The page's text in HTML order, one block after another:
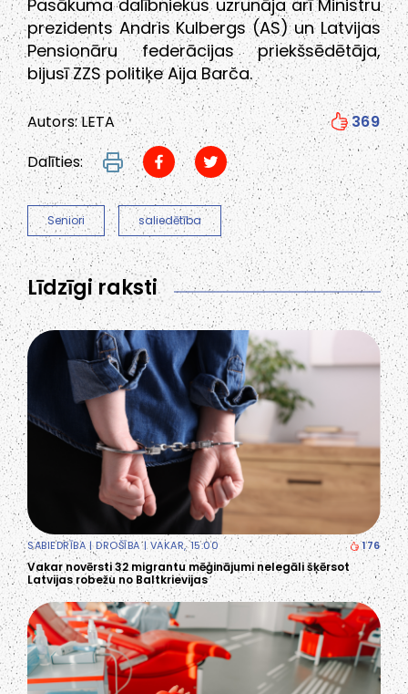
Pasākuma dalībniekus uzrunāja arī Ministru
prezidents Andris Kulbergs (AS) un Latvijas
Pensionāru federācijas priekšsēdētāja,
bijusī ZZS politiķe Aija Barča.
Autors: LETA
369
Dalīties:
Seniori saliedētība
Līdzīgi raksti
SABIEDRĪBA |DROŠĪBA| VAKAR, 15:00 176
Vakar novērsti 32 migrantu mēģinājumi nelegāli šķērsot
Latvijas robežu no Baltkrievijas